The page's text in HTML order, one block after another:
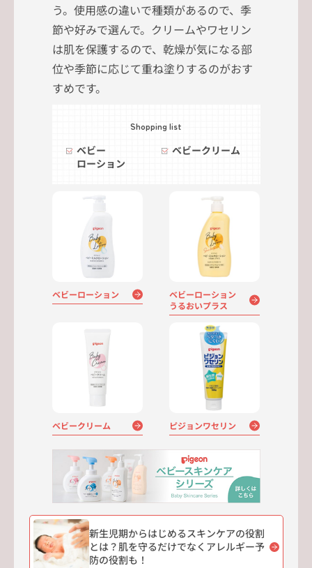
う。使用感の違いで種類があるので、季
節や好みで選んで。クリームやワセリン
は肌を保護するので、乾燥が気になる部
位や季節に応じて重ね塗りするのがおす
すめです。
Shopping list
ベビー
ローション
ベビークリーム
ベビーローション
ベビーローション
うるおいプラス
ベビークリーム ピジョンワセリン
新生児期からはじめるスキンケアの役割
とは？肌を守るだけでなくアレルギー予
防の役割も！